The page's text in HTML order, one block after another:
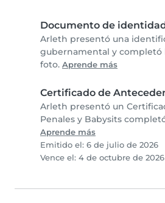
Documento de
Arleth presentó una
gubernamental y completó
foto. Aprende más
Certificado de
Arleth presentó un
Penales y Babysits
Aprende más
Emitido el: 6 de julio de 2026
Vence el: 4 de octubre de 2026